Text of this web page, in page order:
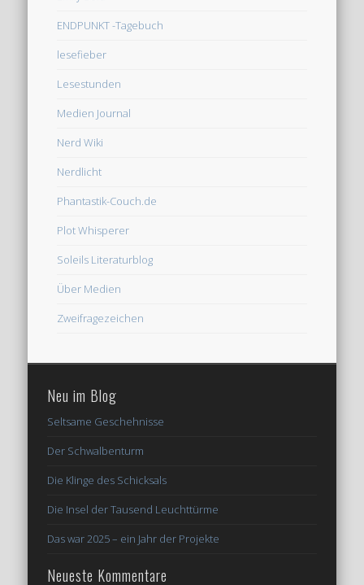
ENDPUNKT -Tagebuch
lesefieber
Lesestunden
Medien Journal
Nerd Wiki
Nerdlicht
Phantastik-Couch.de
Plot Whisperer
Soleils Literaturblog
Über Medien
Zweifragezeichen
Neu im Blog
Seltsame Geschehnisse
Der Schwalbenturm
Die Klinge des Schicksals
Die Insel der Tausend Leuchttürme
Das war 2025 – ein Jahr der Projekte
Neueste Kommentare